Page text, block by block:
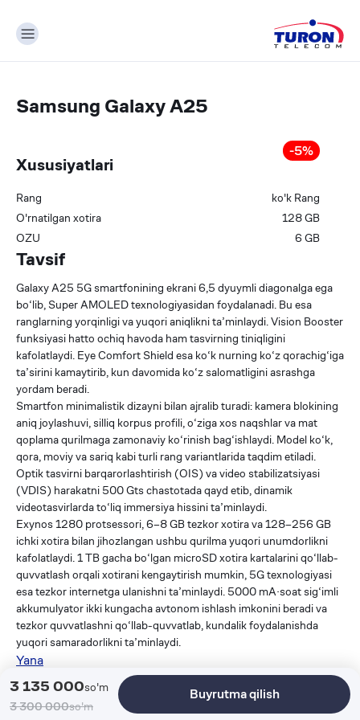
Samsung Galaxy A25
-5%
Xususiyatlari
Rang ko'k Rang
О'rnatilgan xotira
128GB
OZU
6 GB
3 135 000so'm
3 300 000so'm
Buyrutma qilish
Tavsif
Galaxy A25 5G smartfonining ekrani 6,5 dyuymli diagonalga ega
bo‘lib, Super AMOLED texnologiyasidan foydalanadi. Bu esa
ranglarning yorqinligi va yuqori aniqlikni ta’minlaydi. Vision Booster
funksiyasi hatto ochiq havoda ham tasvirning tiniqligini
kafolatlaydi. Eye Comfort Shield esa ko‘k nurning ko‘z qorachig‘iga
ta’sirini kamaytirib, kun davomida ko‘z salomatligini asrashga
yordam beradi.
Smartfon minimalistik dizayni bilan ajralib turadi: kamera blokining
aniq joylashuvi, silliq korpus profili, o‘ziga xos naqshlar va mat
qoplama qurilmaga zamonaviy ko‘rinish bag‘ishlaydi. Model ko‘k,
qora, moviy va sariq kabi turli rang variantlarida taqdim etiladi.
Optik tasvirni barqarorlashtirish (OIS) va video stabilizatsiyasi
(VDIS) harakatni 500 Gts chastotada qayd etib, dinamik
videotasvirlarda to‘liq immersiya hissini ta’minlaydi.
Exynos 1280 protsessori, 6–8 GB tezkor xotira va 128–256 GB
ichki xotira bilan jihozlangan ushbu qurilma yuqori unumdorlikni
kafolatlaydi. 1 TB gacha bo‘lgan microSD xotira kartalarini qo‘llab-
quvvatlash orqali xotirani kengaytirish mumkin, 5G texnologiyasi
esa tezkor internetga ulanishni ta’minlaydi. 5000 mA·soat sig‘imli
akkumulyator ikki kungacha avtonom ishlash imkonini beradi va
tezkor quvvatlashni qo‘llab-quvvatlab, kundalik foydalanishda
yuqori samaradorlikni ta’minlaydi.
Yana
O'xshash mahsulotlar